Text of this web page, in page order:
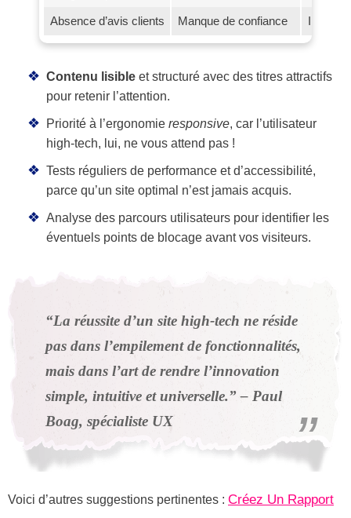
Absence d’avis clients Manque de confiance
Contenu lisible et structuré avec des titres attractifs
pour retenir l’attention.
Priorité à l’ergonomie responsive, car l’utilisateur
high-tech, lui, ne vous attend pas !
Tests réguliers de performance et d’accessibilité,
parce qu’un site optimal n’est jamais acquis.
Analyse des parcours utilisateurs pour identifier les
éventuels points de blocage avant vos visiteurs.
“La réussite d’un site high-tech ne réside
pas dans l’empilement de fonctionnalités,
mais dans l’art de rendre l’innovation
simple, intuitive et universelle.” – Paul
Boag, spécialiste UX
Voici d’autres suggestions pertinentes : Créez Un Rapport